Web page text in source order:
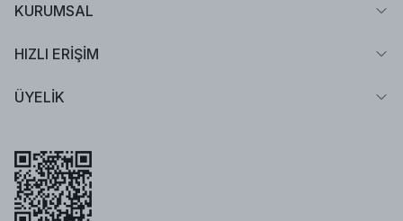
KURUMSAL
HIZLI ERİŞİM
ÜYELİK